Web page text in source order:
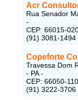
Acr
Rua Senador
-
CEP: 66015-
(91) 3081-1494
Copeforte
Travessa Dom
- PA -
CEP: 66050-110
(91) 3222-3706